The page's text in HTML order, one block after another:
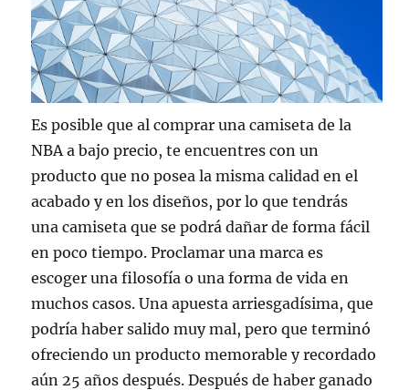
Es posible que al comprar una camiseta de la
NBA a bajo precio, te encuentres con un
producto que no posea la misma calidad en el
acabado y en los diseños, por lo que tendrás
una camiseta que se podrá dañar de forma fácil
en poco tiempo. Proclamar una marca es
escoger una filosofía o una forma de vida en
muchos casos. Una apuesta arriesgadísima, que
podría haber salido muy mal, pero que terminó
ofreciendo un producto memorable y recordado
aún 25 años después. Después de haber ganado